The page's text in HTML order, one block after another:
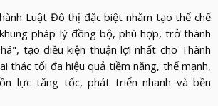
Luật Đô thị đặc biệt nhằm tạo thể chế
pháp lý đồng bộ, phù hợp, trở thành
tạo điều kiện thuận lợi nhất cho Thành
thác tối đa hiệu quả tiềm năng, thế mạnh,
lực tăng tốc, phát triển nhanh và bền